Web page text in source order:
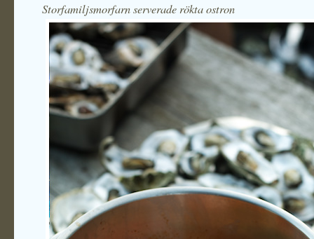
Storfamiljsmorfarn serverade rökta ostron